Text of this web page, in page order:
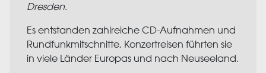
Dresden.
Es entstanden zahlreiche CD-Aufnahmen und
Rundfunkmitschnitte, Konzertreisen führten sie
in viele Länder Europas und nach Neuseeland.